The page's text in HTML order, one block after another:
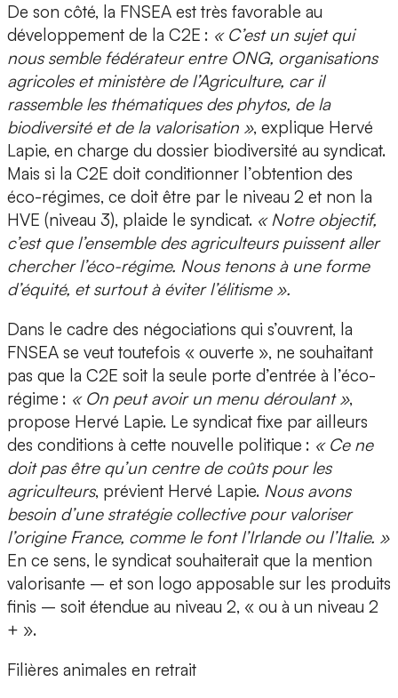
De son côté, la FNSEA est très favorable au
développement de la C2E : « C’est un sujet qui
nous semble fédérateur entre ONG, organisations
agricoles et ministère de l’Agriculture, car il
rassemble les thématiques des phytos, de la
biodiversité et de la valorisation », explique Hervé
Lapie, en charge du dossier biodiversité au syndicat.
Mais si la C2E doit conditionner l’obtention des
éco-régimes, ce doit être par le niveau 2 et non la
HVE (niveau 3), plaide le syndicat. « Notre objectif,
c’est que l’ensemble des agriculteurs puissent aller
chercher l’éco-régime. Nous tenons à une forme
d’équité, et surtout à éviter l’élitisme ».
Dans le cadre des négociations qui s’ouvrent, la
FNSEA se veut toutefois « ouverte », ne souhaitant
pas que la C2E soit la seule porte d’entrée à l’éco-
régime : « On peut avoir un menu déroulant »,
propose Hervé Lapie. Le syndicat fixe par ailleurs
des conditions à cette nouvelle politique : « Ce ne
doit pas être qu’un centre de coûts pour les
agriculteurs, prévient Hervé Lapie. Nous avons
besoin d’une stratégie collective pour valoriser
l’origine France, comme le font l’Irlande ou l’Italie. »
En ce sens, le syndicat souhaiterait que la mention
valorisante – et son logo apposable sur les produits
finis – soit étendue au niveau 2, « ou à un niveau 2
+ ».
Filières animales en retrait